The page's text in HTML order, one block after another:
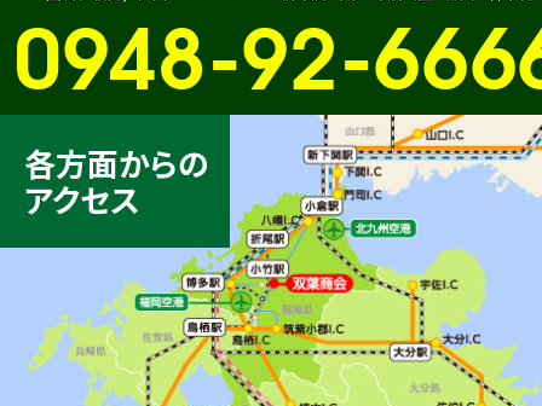
0948-92-
各方面からの
アクセス